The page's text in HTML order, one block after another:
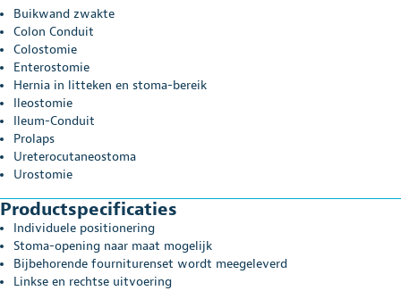
Buikwand zwakte
Colon Conduit
Colostomie
Enterostomie
Hernia in litteken en stoma-bereik
Ileostomie
Ileum-Conduit
Prolaps
Ureterocutaneostoma
Urostomie
Productspecificaties
Individuele positionering
Stoma-opening naar maat mogelijk
Bijbehorende fourniturenset wordt meegeleverd
Linkse en rechtse uitvoering